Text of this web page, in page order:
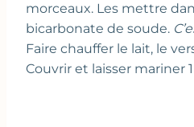
morceaux. Les mettre
bicarbonate de soude.
Faire chauffer le lait, le
Couvrir et laisser mariner